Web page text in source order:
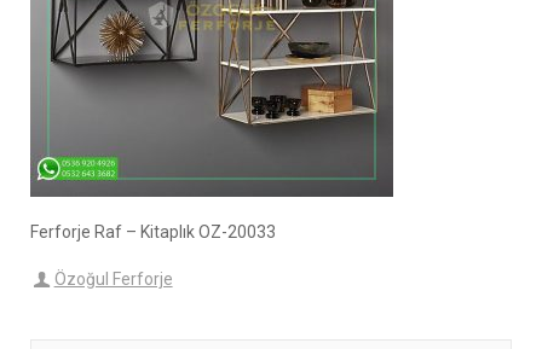
Ferforje Raf – Kitaplık OZ-20033
Özoğul Ferforje